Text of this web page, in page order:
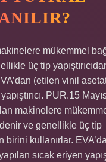
mükemmel
üç tip
(etilen vinil
PUR.15
makinelere
denir ve genellikle üç tip
birini kullanırlar.
sıcak eriyen